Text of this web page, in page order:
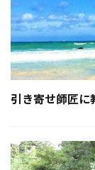
引き寄せ師匠に